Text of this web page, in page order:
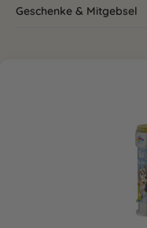
Geschenke & Mitgebsel